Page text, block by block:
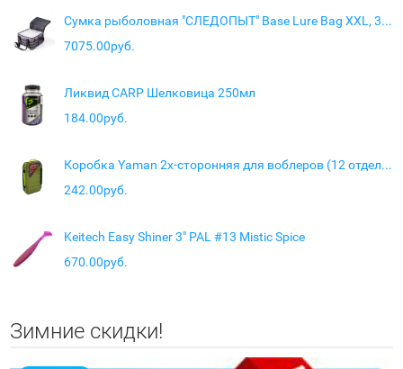
Сумка рыболовная "СЛЕДОПЫТ" Base Lure Bag XXL, 38х38х25 см, цв. серый + 7 коробок Luno
7075.00руб.
Ликвид CARP Шелковица 250мл
184.00руб.
Коробка Yaman 2х-сторонняя для воблеров (12 отделений), 200х125х38 мм
242.00руб.
Keitech Easy Shiner 3" PAL #13 Mistic Spice
670.00руб.
Зимние скидки!